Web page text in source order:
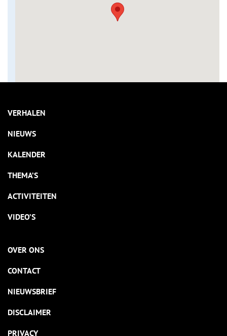
VERHALEN
NIEUWS
KALENDER
THEMA’S
ACTIVITEITEN
VIDEO’S
OVER ONS
CONTACT
NIEUWSBRIEF
DISCLAIMER
PRIVACY